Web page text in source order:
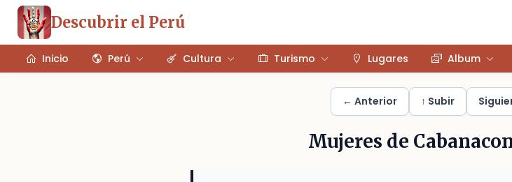
Descubrir el Perú
Inicio Perú Cultura Turismo Lugares Album
← Anterior ↑ Subir
Mujeres de